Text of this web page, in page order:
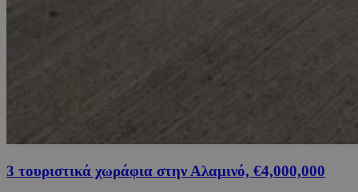
3 τουριστικά χωράφια στην Αλαμινό, €4,000,000